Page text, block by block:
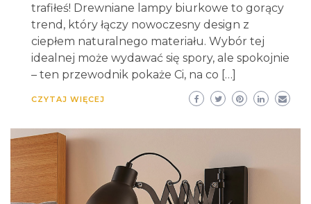
trafiłeś! Drewniane lampy biurkowe to gorący
trend, który łączy nowoczesny design z
ciepłem naturalnego materiału. Wybór tej
idealnej może wydawać się spory, ale spokojnie
– ten przewodnik pokaże Ci, na co […]
CZYTAJ WIĘCEJ